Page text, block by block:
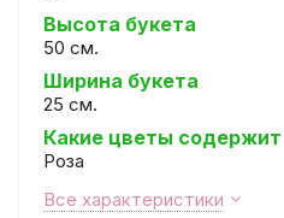
Высота букета
50 см.
Ширина букета
25 см.
Какие цветы содержит
Роза
Все характеристики